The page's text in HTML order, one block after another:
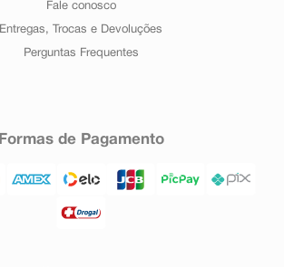
Fale conosco
Entregas, Trocas e Devoluções
Perguntas Frequentes
Formas de Pagamento